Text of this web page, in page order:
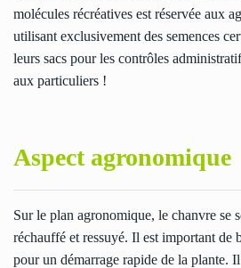
molécules récréatives est réservée aux
utilisant exclusivement des semences
leurs sacs pour les contrôles
aux particuliers !
Aspect agronomique
Sur le plan agronomique, le chanvre se
réchauffé et ressuyé. Il est important de
pour un démarrage rapide de la plante.